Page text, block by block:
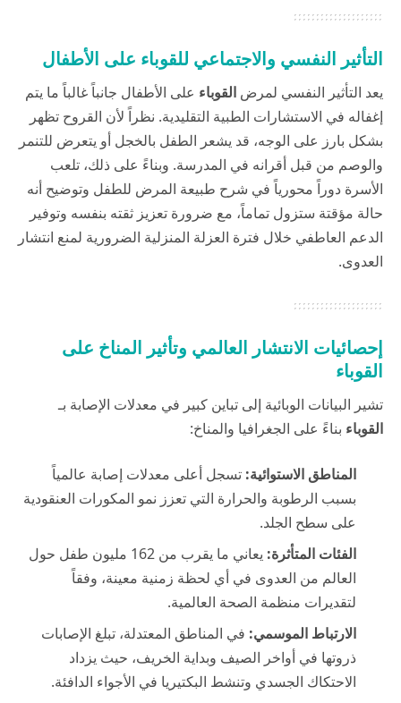
التأثير النفسي والاجتماعي للقوباء على الأطفال
يعد التأثير النفسي لمرض القوباء على الأطفال جانباً غالباً ما يتم
إغفاله في الاستشارات الطبية التقليدية. نظراً لأن القروح تظهر
بشكل بارز على الوجه، قد يشعر الطفل بالخجل أو يتعرض للتنمر
والوصم من قبل أقرانه في المدرسة. وبناءً على ذلك، تلعب
الأسرة دوراً محورياً في شرح طبيعة المرض للطفل وتوضيح أنه
حالة مؤقتة ستزول تماماً، مع ضرورة تعزيز ثقته بنفسه وتوفير
الدعم العاطفي خلال فترة العزلة المنزلية الضرورية لمنع انتشار
العدوى.
إحصائيات الانتشار العالمي وتأثير المناخ على
القوباء
تشير البيانات الوبائية إلى تباين كبير في معدلات الإصابة بـ
القوباء بناءً على الجغرافيا والمناخ:
المناطق الاستوائية: تسجل أعلى معدلات إصابة عالمياً
بسبب الرطوبة والحرارة التي تعزز نمو المكورات العنقودية
على سطح الجلد.
الفئات المتأثرة:
يعاني ما يقرب من 162 مليون طفل حول
العالم من العدوى في أي لحظة زمنية معينة، وفقاً
لتقديرات منظمة الصحة العالمية.
الارتباط الموسمي: في المناطق المعتدلة، تبلغ الإصابات
ذروتها في أواخر الصيف وبداية الخريف، حيث يزداد
الاحتكاك الجسدي وتنشط البكتيريا في الأجواء الدافئة.